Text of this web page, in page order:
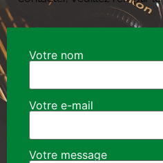
Votre nom
Votre e-mail
Votre message